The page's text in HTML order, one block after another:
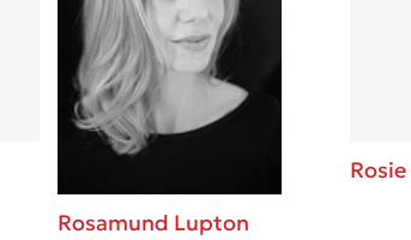
Rosamund Lupton